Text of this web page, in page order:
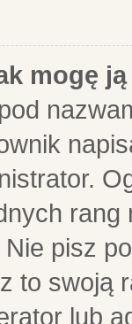
mogę
pisz
to swoją
lub